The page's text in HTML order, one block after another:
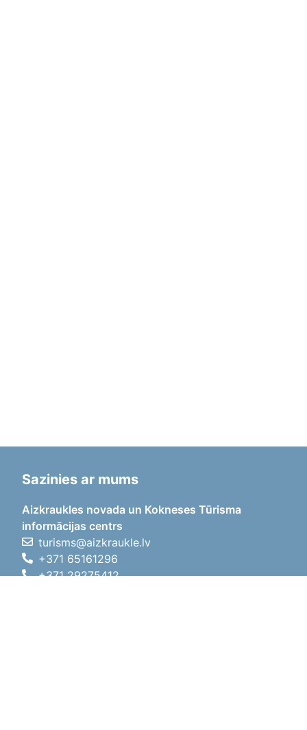
Sazinies ar mums
Aizkraukles novada un Kokneses Tūrisma
informācijas centrs
turisms@aizkraukle.lv
+371 65161296
+371 29275412